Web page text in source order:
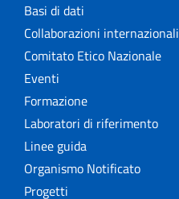
Basi di dati
Collaborazioni internazionali
Comitato Etico Nazionale
Eventi
Formazione
Laboratori di riferimento
Linee guida
Organismo Notificato
Progetti